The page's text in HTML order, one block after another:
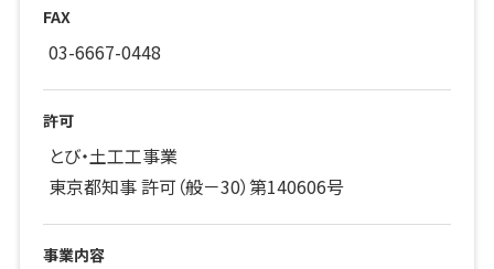
FAX
03-6667-0448
許可
とび・土工工事業
東京都知事 許可（般－30）第140606号
事業内容